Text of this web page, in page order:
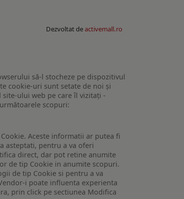
Dezvoltat deactivemall.ro
să-l stocheze pe dispozitivul
cookie-uri sunt setate de noi și
ului web pe care îl vizitați -
scopuri:
Aceste informatii ar putea fi
asteptati, pentru a va oferi
direct, dar pot retine anumite
de tip Cookie in anumite scopuri.
de tip Cookie si pentru a va
i poate influenta experienta
prin click pe sectiunea Modifica